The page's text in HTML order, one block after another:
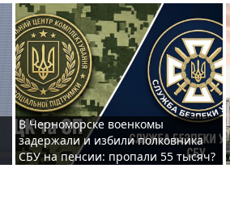
В Черноморске военкомы
задержали и избили полковника
СБУ на пенсии: пропали 55 тысяч?